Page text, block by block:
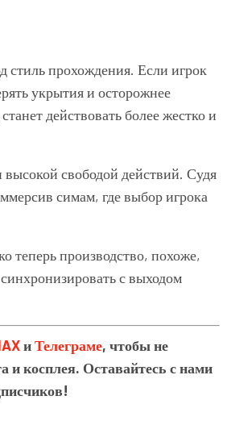
стиль прохождения. Если игрок
укрытия и осторожнее
действовать более жестко и
свободой действий. Судя
симам, где выбор игрока
теперь производство, похоже,
с выходом
иТелеграме, чтобы не
и косплея. Оставайтесь с нами